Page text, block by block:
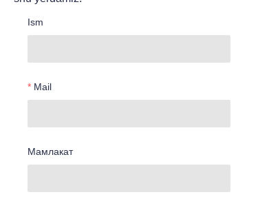
Ism
Mail
Мамлакат